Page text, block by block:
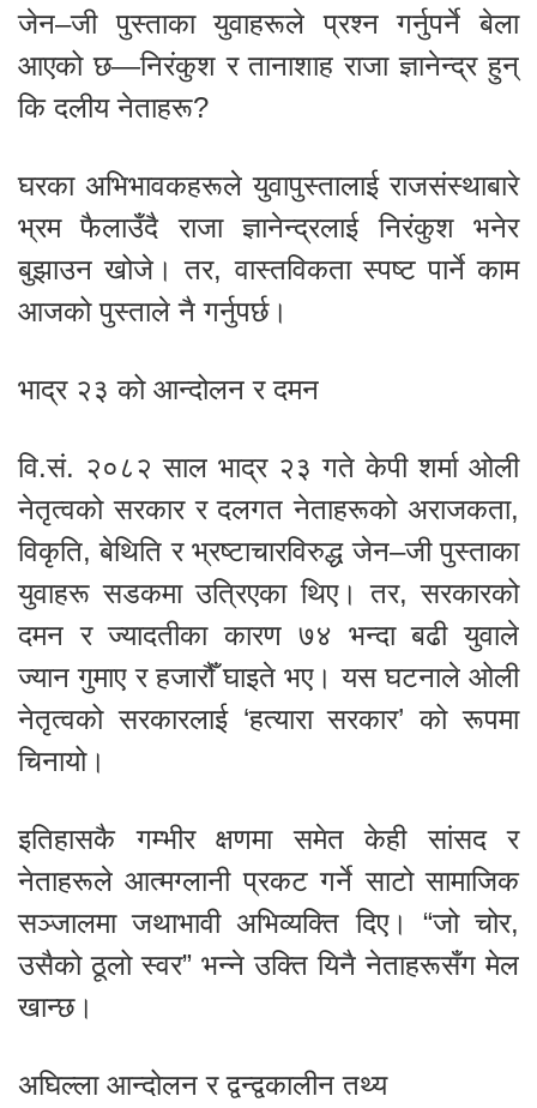
जेन–जी पुस्ताका युवाहरूले प्रश्न गर्नुपर्ने बेला
आएको छ—निरंकुश र तानाशाह राजा ज्ञानेन्द्र हुन्
कि दलीय नेताहरू?
घरका अभिभावकहरूले युवापुस्तालाई राजसंस्थाबारे
भ्रम फैलाउँदै राजा ज्ञानेन्द्रलाई निरंकुश भनेर
बुझाउन खोजे। तर, वास्तविकता स्पष्ट पार्ने काम
आजको पुस्ताले नै गर्नुपर्छ।
भाद्र २३ को आन्दोलन र दमन
वि.सं. २०८२ साल भाद्र २३ गते केपी शर्मा ओली
नेतृत्वको सरकार र दलगत नेताहरूको अराजकता,
विकृति, बेथिति र भ्रष्टाचारविरुद्ध जेन–जी पुस्ताका
युवाहरू सडकमा उत्रिएका थिए। तर, सरकारको
दमन र ज्यादतीका कारण ७४ भन्दा बढी युवाले
ज्यान गुमाए र हजारौँ घाइते भए। यस घटनाले ओली
नेतृत्वको सरकारलाई ‘हत्यारा सरकार’ को रूपमा
चिनायो।
इतिहासकै गम्भीर क्षणमा समेत केही सांसद र
नेताहरूले आत्मग्लानी प्रकट गर्ने साटो सामाजिक
सञ्जालमा जथाभावी अभिव्यक्ति दिए। “जो चोर,
उसैको ठूलो स्वर” भन्ने उक्ति यिनै नेताहरूसँग मेल
खान्छ।
अघिल्ला आन्दोलन र द्वन्द्वकालीन तथ्य